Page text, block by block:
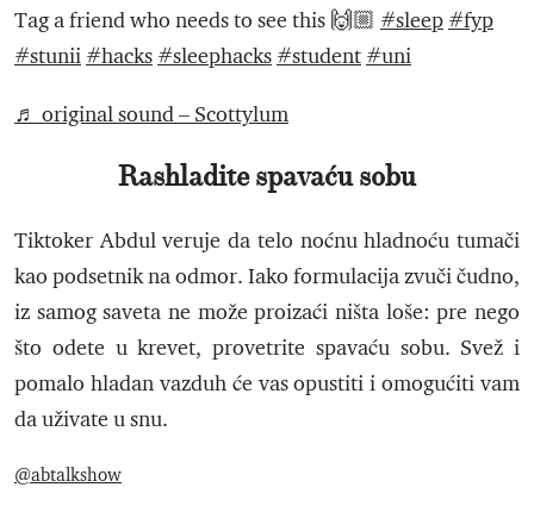
Tag a friend who needs to see this 🙌🏼 #sleep #fyp
#stunii #hacks #sleephacks #student #uni
♬ original sound – Scottylum
Rashladite spavaću sobu
Tiktoker Abdul veruje da telo noćnu hladnoću tumači
kao podsetnik na odmor. Iako formulacija zvuči čudno,
iz samog saveta ne može proizaći ništa loše: pre nego
što odete u krevet, provetrite spavaću sobu. Svež i
pomalo hladan vazduh će vas opustiti i omogućiti vam
da uživate u snu.
@abtalkshow